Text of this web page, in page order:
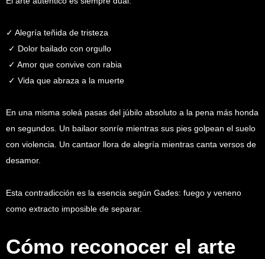
✓ Alegría teñida de tristeza
✓ Dolor bailado con orgullo
✓ Amor que convive con rabia
✓ Vida que abraza a la muerte
En una misma soleá pasas del júbilo absoluto a la pena más honda
en segundos. Un bailaor sonríe mientras sus pies golpean el suelo
con violencia. Un cantaor llora de alegría mientras canta versos de
desamor.
Esta contradicción es la esencia según Gades: fuego y veneno
como extracto imposible de separar.
Cómo reconocer el arte